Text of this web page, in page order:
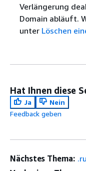
Verlängerung
Domain abläuft.
unter Löschen
Hat Ihnen diese
Ja
Nein
Feedback geben
Nächstes Thema: